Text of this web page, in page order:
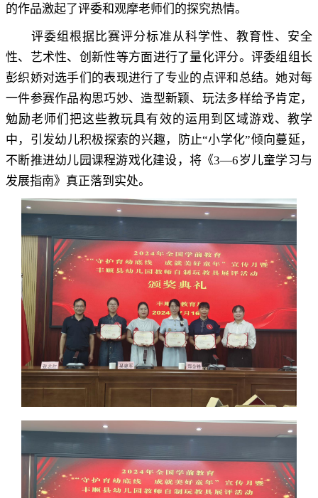
的作品激起了评委和观摩老师们的探究热情。
评委组根据比赛评分标准从科学性、教育性、安全
性、艺术性、创新性等方面进行了量化评分。 评委组组长
彭织娇对选手们的表现进行了专业的点评和总结。她对每
一件参赛作品构思巧妙、造型新颖、玩法多样给予肯定 ，
勉励老师们把这些教玩具有效的运用到区域游戏、教学
中，引发幼儿积极探索的兴趣 ，
防止“小学化”倾向蔓延，
不断推进幼儿园课程游戏化建设 ， 将《3—6岁儿童学习与
发展指南》真正落到实处。